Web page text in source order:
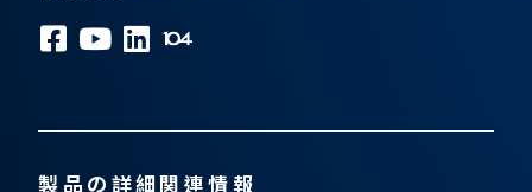
製品の詳細関連情報